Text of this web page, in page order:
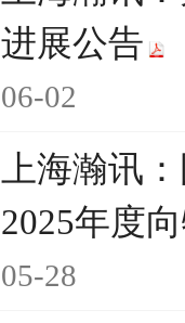
进展公告
06-02
上海瀚讯
2025年度
05-28